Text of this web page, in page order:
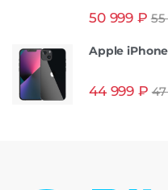
из 5
50 999 ₽ 55
Apple iPhone
44 999 ₽